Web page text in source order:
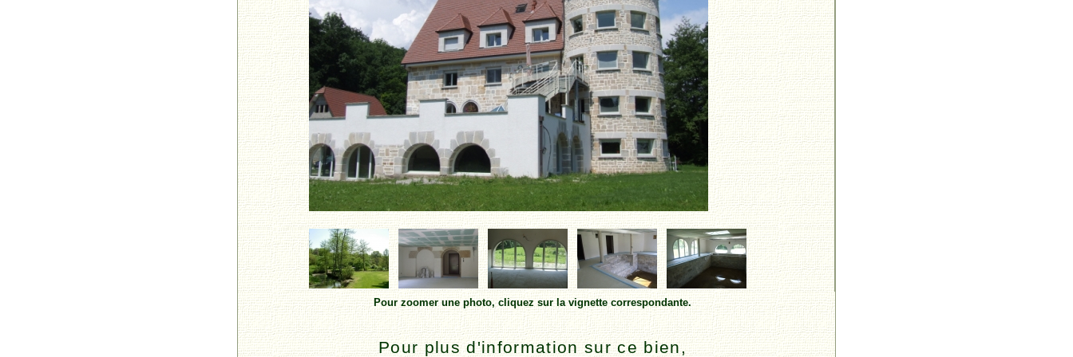
Pour zoomer une photo, cliquez sur la vignette correspondante.
Pour plus d'information sur ce bien,